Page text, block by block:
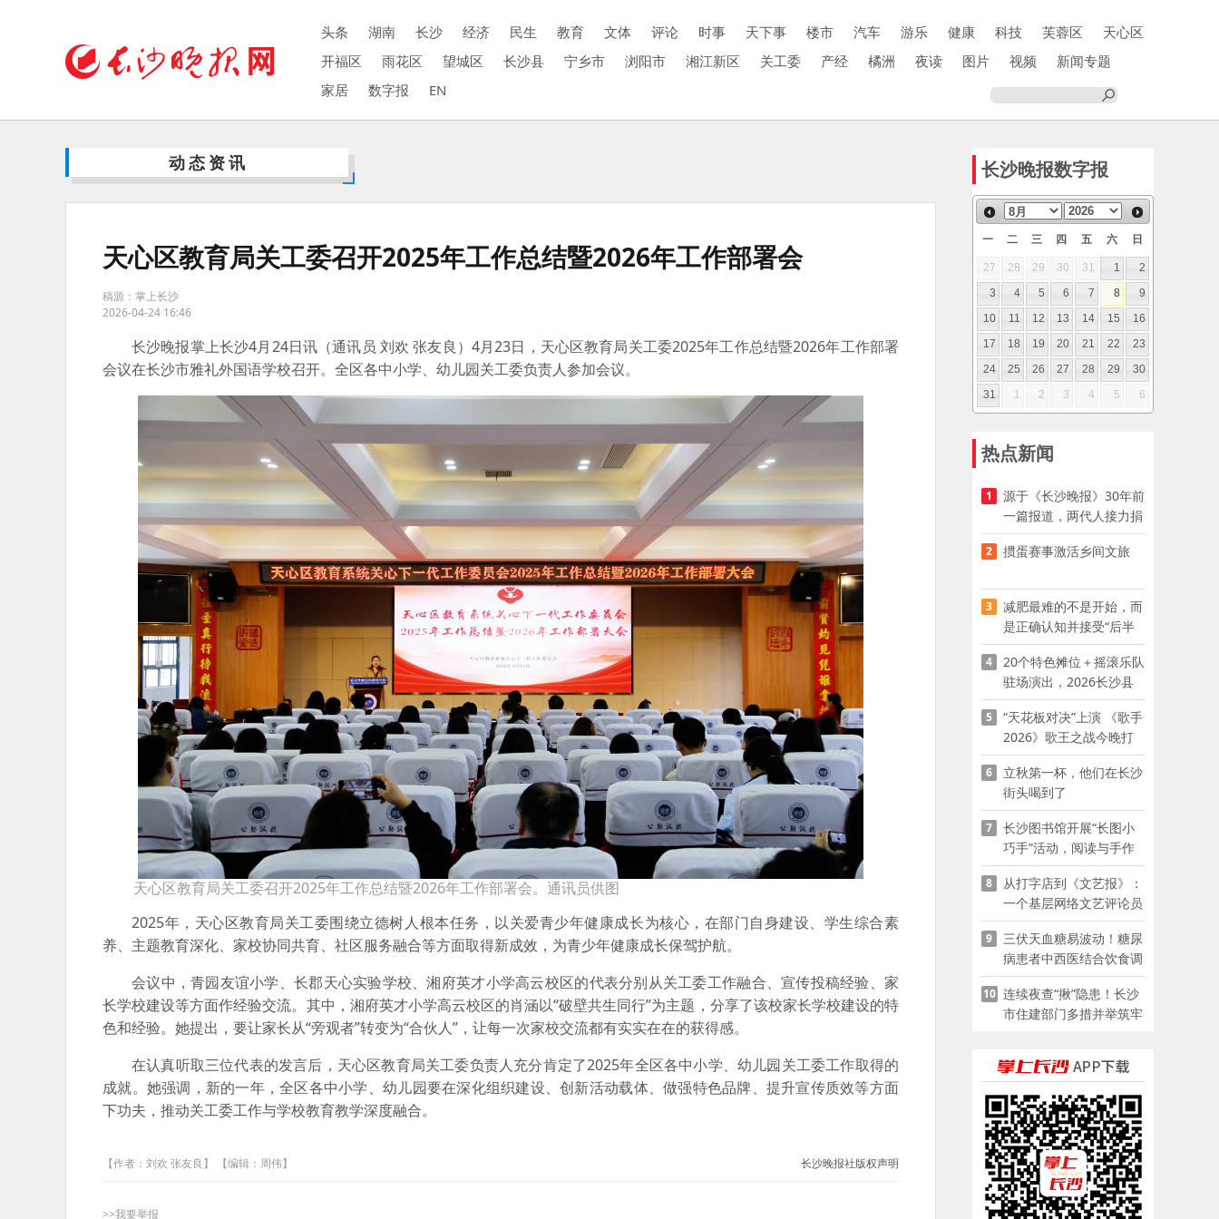
头条 湖南 长沙 经济 民生 教育 文体 评论 时事 天下事 楼市 汽车 游乐 健康 科技 芙蓉区
天心区
开福区
雨花区 望城区 长沙县 宁乡市 浏阳市 湘江新区 关工委 产经 橘洲 夜读 图片 视频
新闻专题
家居
数字报 EN
动态资讯
天心区教育局关工委召开2025年工作总结暨2026年工作部署会
稿源：掌上长沙
2026-04-24 16:46
长沙晚报掌上长沙4月24日讯（通讯员 刘欢 张友良）4月23日，天心区教育局关工委2025年工作总结暨2026年工作部署
会议在长沙市雅礼外国语学校召开。全区各中小学、幼儿园关工委负责人参加会议。
天心区教育局关工委召开2025年工作总结暨2026年工作部署会。通讯员供图
2025年，天心区教育局关工委围绕立德树人根本任务，以关爱青少年健康成长为核心，在部门自身建设、学生综合素
养、主题教育深化、家校协同共育、社区服务融合等方面取得新成效，为青少年健康成长保驾护航。
会议中，青园友谊小学、长郡天心实验学校、湘府英才小学高云校区的代表分别从关工委工作融合、宣传投稿经验、家
长学校建设等方面作经验交流。其中，湘府英才小学高云校区的肖涵以“破壁共生同行”为主题，分享了该校家长学校建设的特
色和经验。她提出，要让家长从“旁观者”转变为“合伙人”，让每一次家校交流都有实实在在的获得感。
在认真听取三位代表的发言后，天心区教育局关工委负责人充分肯定了2025年全区各中小学、幼儿园关工委工作取得的
成就。她强调，新的一年，全区各中小学、幼儿园要在深化组织建设、创新活动载体、做强特色品牌、提升宣传质效等方面
下功夫，推动关工委工作与学校教育教学深度融合。
【作者：刘欢 张友良】 【编辑：周伟】 长沙晚报社版权声明
>>我要举报
长沙晚报数字报
一 二 三 四 五 六 日
27 28 29 30 31 1
2
3
4 5 6 7 8
9
10
11 12 13 14 15
16
17
18 19 20 21 22
23
24
25 26 27 28 29
30
31
1 2 3 4 5 6
热点新闻
1
源于《长沙晚报》30年前
一篇报道，两代人接力捐
资助学
2 掼蛋赛事激活乡间文旅
3
减肥最难的不是开始，而
是正确认知并接受“后半
程”
4
20个特色摊位＋摇滚乐队
驻场演出，2026长沙县
夜市嘉年华启幕
5
“天花板对决”上演 《歌手
2026》歌王之战今晚打
响
6
立秋第一杯，他们在长沙
街头喝到了
7
长沙图书馆开展“长图小
巧手”活动，阅读与手作
赋能少儿暑期成长
8
从打字店到《文艺报》：
一个基层网络文艺评论员
的突围
9
三伏天血糖易波动！糖尿
病患者中西医结合饮食调
养指南
10 连续夜查“揪”隐患！长沙
市住建部门多措并举筑牢